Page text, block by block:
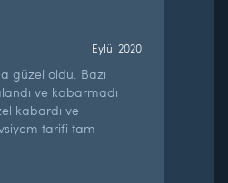
Eylül 2020
güzel oldu. Bazı
ve kabarmadı
kabardı ve
tarifi tam